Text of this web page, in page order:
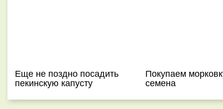
Еще не поздно посадить
пекинскую капусту
Покупаем
семена